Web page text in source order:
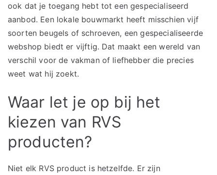
ook dat je toegang hebt tot een gespecialiseerd
aanbod. Een lokale bouwmarkt heeft misschien vijf
soorten beugels of schroeven, een gespecialiseerde
webshop biedt er vijftig. Dat maakt een wereld van
verschil voor de vakman of liefhebber die precies
weet wat hij zoekt.
Waar let je op bij het
kiezen van RVS
producten?
Niet elk RVS product is hetzelfde. Er zijn